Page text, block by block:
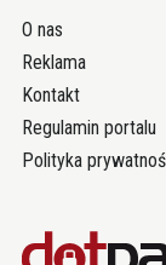
O nas
Reklama
Kontakt
Regulamin portalu
Polityka